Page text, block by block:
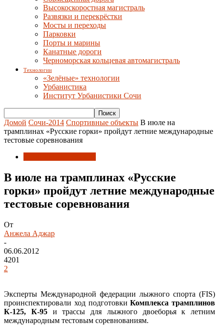
Высокоскоростная магистраль
Развязки и перекрёстки
Мосты и переходы
Парковки
Порты и марины
Канатные дороги
Черноморская кольцевая автомагистраль
Технологии
«Зелёные» технологии
Урбанистика
Институт Урбанистики Сочи
Домой Сочи-2014 Спортивные объекты В июле на
трамплинах «Русские горки» пройдут летние международные
тестовые соревнования
В июле на трамплинах «Русские
горки» пройдут летние международные
тестовые соревнования
От
Анжела Аджар
-
06.06.2012
4201
2
Эксперты Международной федерации лыжного спорта (FIS)
проинспектировали ход подготовкиКомплекса трамплинов
К-125, К-95и трассы для лыжного двоеборья к летним
международным тестовым соревнованиям.